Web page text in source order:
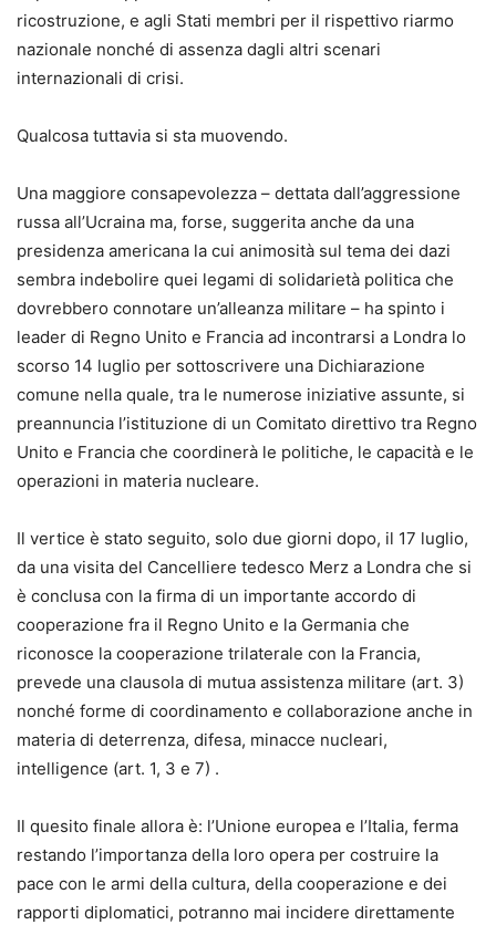
ricostruzione, e agli Stati membri per il rispettivo riarmo
nazionale nonché di assenza dagli altri scenari
internazionali di crisi.
Qualcosa tuttavia si sta muovendo.
Una maggiore consapevolezza – dettata dall’aggressione
russa all’Ucraina ma, forse, suggerita anche da una
presidenza americana la cui animosità sul tema dei dazi
sembra indebolire quei legami di solidarietà politica che
dovrebbero connotare un’alleanza militare – ha spinto i
leader di Regno Unito e Francia ad incontrarsi a Londra lo
scorso 14 luglio per sottoscrivere una Dichiarazione
comune nella quale, tra le numerose iniziative assunte, si
preannuncia l’istituzione di un Comitato direttivo tra Regno
Unito e Francia che coordinerà le politiche, le capacità e le
operazioni in materia nucleare.
Il vertice è stato seguito, solo due giorni dopo, il 17 luglio,
da una visita del Cancelliere tedesco Merz a Londra che si
è conclusa con la firma di un importante accordo di
cooperazione fra il Regno Unito e la Germania che
riconosce la cooperazione trilaterale con la Francia,
prevede una clausola di mutua assistenza militare (art. 3)
nonché forme di coordinamento e collaborazione anche in
materia di deterrenza, difesa, minacce nucleari,
intelligence (art. 1, 3 e 7) .
Il quesito finale allora è: l’Unione europea e l’Italia, ferma
restando l’importanza della loro opera per costruire la
pace con le armi della cultura, della cooperazione e dei
rapporti diplomatici, potranno mai incidere direttamente